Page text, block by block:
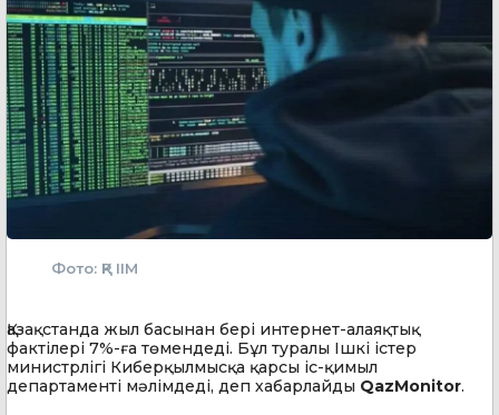
Фото: ҚР ІІМ
Қазақстанда жыл басынан бері интернет-алаяқтық
фактілері 7%-ға төмендеді. Бұл туралы Ішкі істер
министрлігі Киберқылмысқа қарсы іс-қимыл
департаменті мәлімдеді, деп хабарлайды QazMonitor.